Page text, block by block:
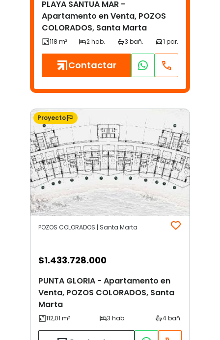
PLAYA SANTUA MAR -
Apartamento en Venta, POZOS
COLORADOS, Santa Marta
Contactar
Proyecto
POZOS COLORADOS | Santa Marta
$1.433.728.000
PUNTA GLORIA - Apartamento en
Venta, POZOS COLORADOS, Santa
Marta